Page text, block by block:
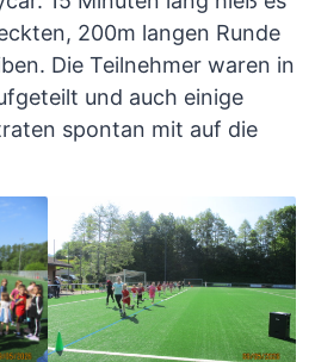
200m langen Runde
Die Teilnehmer waren in
und auch einige
spontan mit auf die